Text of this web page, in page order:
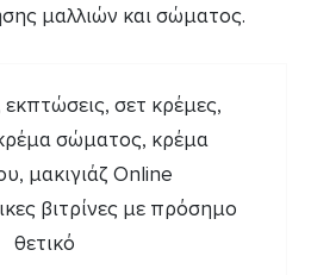
μαλλιών και σώματος.